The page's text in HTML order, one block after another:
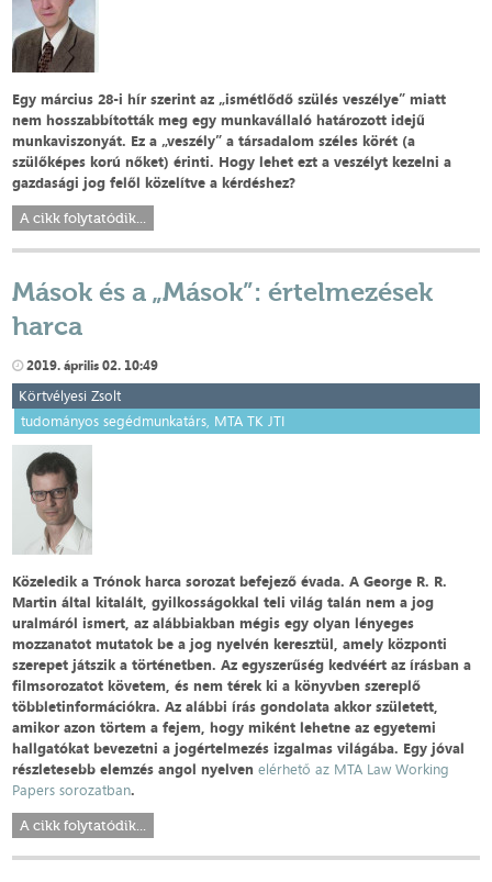
Egy március 28-i hír szerint az „ismétlődő szülés veszélye” miatt
nem hosszabbították meg egy munkavállaló határozott idejű
munkaviszonyát. Ez a „veszély” a társadalom széles körét (a
szülőképes korú nőket) érinti. Hogy lehet ezt a veszélyt kezelni a
gazdasági jog felől közelítve a kérdéshez?
A cikk folytatódik...
Mások és a „Mások”: értelmezések
harca
2019. április 02. 10:49
Körtvélyesi Zsolt
tudományos segédmunkatárs, MTA TK JTI
Közeledik a Trónok harca sorozat befejező évada. A George R. R.
Martin által kitalált, gyilkosságokkal teli világ talán nem a jog
uralmáról ismert, az alábbiakban mégis egy olyan lényeges
mozzanatot mutatok be a jog nyelvén keresztül, amely központi
szerepet játszik a történetben. Az egyszerűség kedvéért az írásban a
filmsorozatot követem, és nem térek ki a könyvben szereplő
többletinformációkra. Az alábbi írás gondolata akkor született,
amikor azon törtem a fejem, hogy miként lehetne az egyetemi
hallgatókat bevezetni a jogértelmezés izgalmas világába. Egy jóval
részletesebb elemzés angol nyelvenelérhető az MTA Law Working
Papers sorozatban.
A cikk folytatódik...